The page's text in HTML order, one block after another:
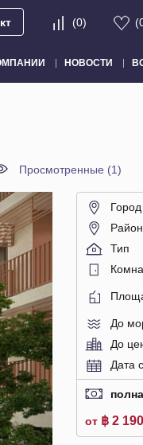
(0) (
НОВОСТИ
Просмотренные (1)
Город
Район
Тип
До
До
Дата
от ฿ 2